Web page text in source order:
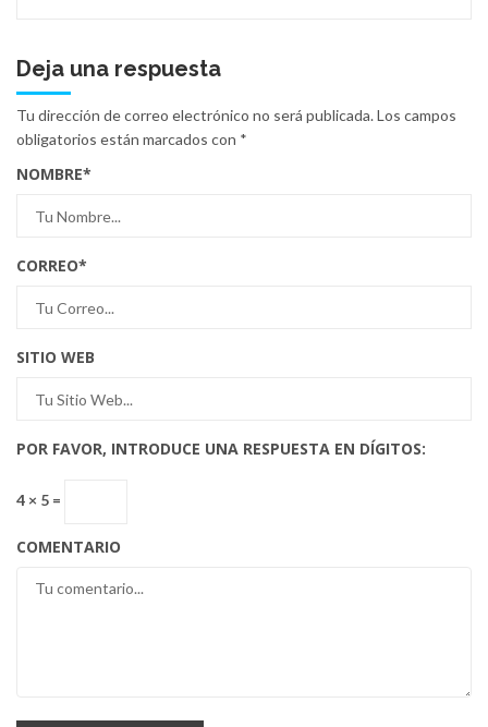
Deja una respuesta
Tu dirección de correo electrónico no será publicada.Los campos
obligatorios están marcados con *
NOMBRE*
CORREO*
SITIO WEB
POR FAVOR, INTRODUCE UNA RESPUESTA EN DÍGITOS:
4 × 5 =
COMENTARIO